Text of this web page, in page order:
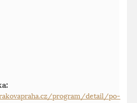
program/detail/po-